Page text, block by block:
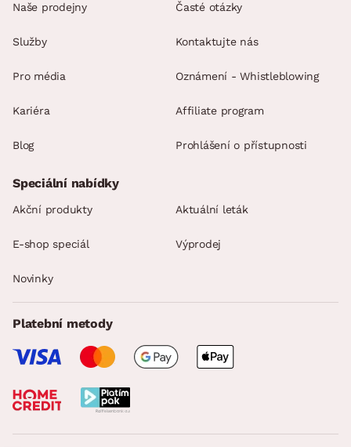
Naše prodejny
Služby
Pro média
Kariéra
Blog
Časté otázky
Kontaktujte nás
Oznámení - Whistleblowing
Affiliate program
Prohlášení o přístupnosti
Speciální nabídky
Akční produkty Aktuální leták
E-shop speciál Výprodej
Novinky
Platební metody